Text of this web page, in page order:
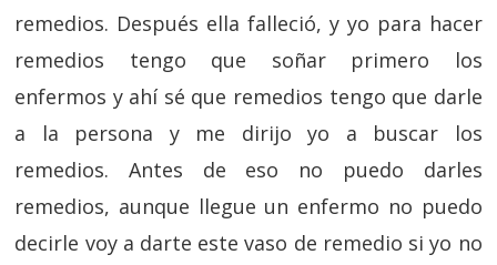
remedios. Después ella falleció, y yo para hacer
remedios tengo que soñar primero los
enfermos y ahí sé que remedios tengo que darle
a la persona y me dirijo yo a buscar los
remedios. Antes de eso no puedo darles
remedios, aunque llegue un enfermo no puedo
decirle voy a darte este vaso de remedio si yo no